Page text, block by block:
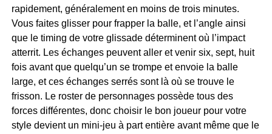
rapidement, généralement en moins de trois minutes.
Vous faites glisser pour frapper la balle, et l’angle ainsi
que le timing de votre glissade déterminent où l’impact
atterrit. Les échanges peuvent aller et venir six, sept, huit
fois avant que quelqu’un se trompe et envoie la balle
large, et ces échanges serrés sont là où se trouve le
frisson. Le roster de personnages possède tous des
forces différentes, donc choisir le bon joueur pour votre
style devient un mini-jeu à part entière avant même que le